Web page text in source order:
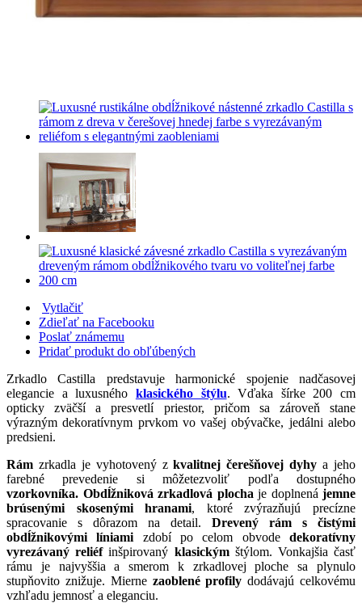
Vytlačiť
Zdieľať na Facebooku
Poslať známemu
Pridať produkt do obľúbených
Zrkadlo Castilla predstavuje harmonické spojenie nadčasovej
elegancie a luxusného klasického štýlu. Vďaka šírke 200 cm
opticky zväčší a presvetlí priestor, pričom sa zároveň stane
výrazným dekoratívnym prvkom vo vašej obývačke, jedálni alebo
predsieni.
Rám zrkadla je vyhotovený zkvalitnej čerešňovej dyhy a jeho
farebné prevedenie si môžetezvoliť podľa dostupného
vzorkovníka. Obdĺžniková zrkadlová plocha je doplnená jemne
brúsenými skosenými hranami, ktoré zvýrazňujú precízne
spracovanie s dôrazom na detail. Drevený rám s čistými
obdĺžnikovými líniami zdobí po celom obvodedekoratívny
vyrezávaný reliéfinšpirovaný klasickýmštýlom. Vonkajšia časť
rámu je najvyššia a smerom k zrkadlovej ploche sa plynulo
stupňovito znižuje. Mierne zaoblené profily dodávajú celkovému
vzhľadu jemnosť a eleganciu.